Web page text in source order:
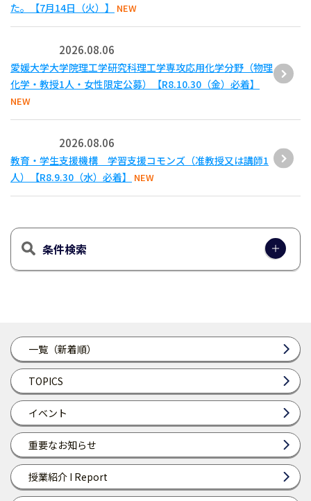
一覧（新着順）
TOPICS
イベント
重要なお知らせ
授業紹介 I Report
た。【7月14日（火）】
NEW
2026.08.06
愛媛大学大学院理工学研究科理工学専攻応用化学分野（物理
化学・教授1人・女性限定公募）【R8.10.30（金）必着】
NEW
2026.08.06
教育・学生支援機構 学習支援コモンズ（准教授又は講師1
人）【R8.9.30（水）必着】
NEW
条件検索